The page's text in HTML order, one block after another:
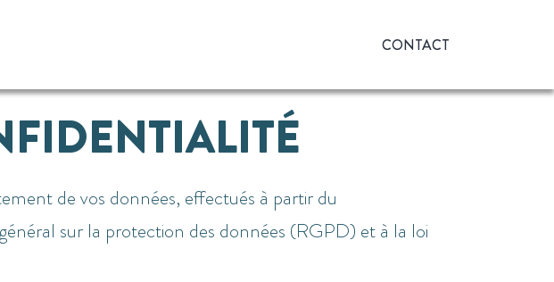
CONTACT
de vos données, effectués à partir du
sur la protection des données (RGPD) et à la loi